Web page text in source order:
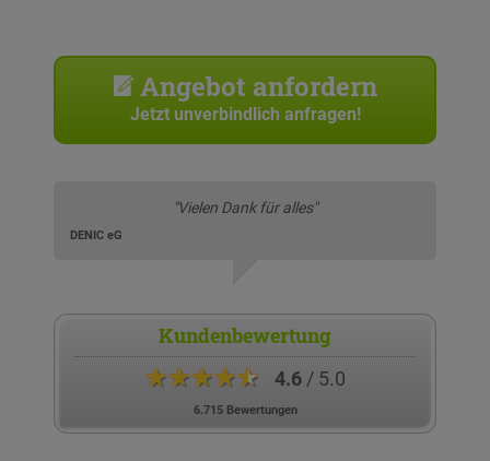
Angebot anfordern
Jetzt unverbindlich anfragen!
"Vielen Dank für alles"
DENIC eG
Kundenbewertung
★★★★★ 4.6/ 5.0
6.715 Bewertungen